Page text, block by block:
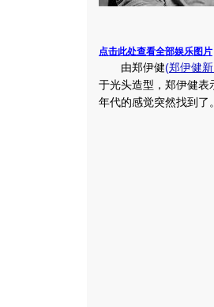
点击此处查看全部娱乐图片
由郑伊健(郑伊健
于光头造型，郑伊健表
年代的感觉突然找到了